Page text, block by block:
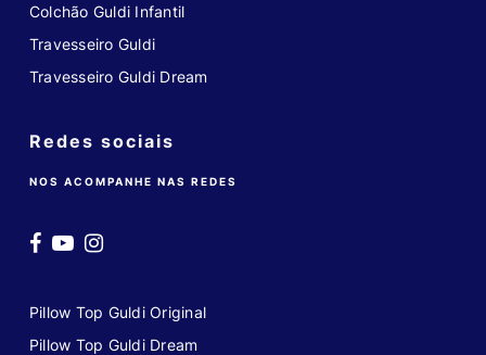
Colchão Guldi Infantil
Travesseiro Guldi
Travesseiro Guldi Dream
Redes sociais
NOS ACOMPANHE NAS REDES
Pillow Top Guldi Original
Pillow Top Guldi Dream